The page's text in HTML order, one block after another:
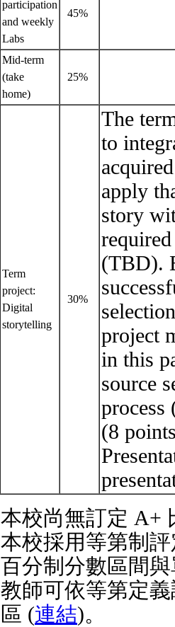
participation
and weekly
Labs
45%
Mid-term
(take
home)
25%
Term
project:
Digital
storytelling
30%
The
to
apply
story
(TBD).
project
in this
source
process
(8
本校尚無訂定 A+
本校採用等第制
百分制分數區間
教師可依等第定
區 (連結)。